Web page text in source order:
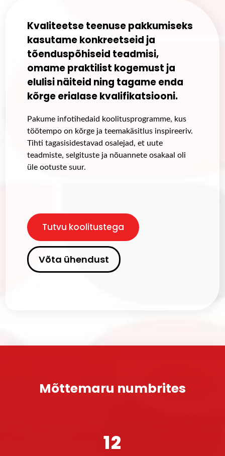
Kvaliteetse teenuse pakkumiseks
kasutame konkreetseid ja
tõenduspõhiseid teadmisi,
omame praktilist kogemust ja
elulisi näiteid ning tagame enda
kõrge erialase kvalifikatsiooni.
Pakume infotihedaid koolitusprogramme, kus
töötempo on kõrge ja teemakäsitlus inspireeriv.
Tihti tagasisidestavad osalejad, et uute
teadmiste, selgituste ja nõuannete osakaal oli
üle ootuste suur.
Tutvu koolitustega
Võta ühendust
Mõttemaru numbrites
12